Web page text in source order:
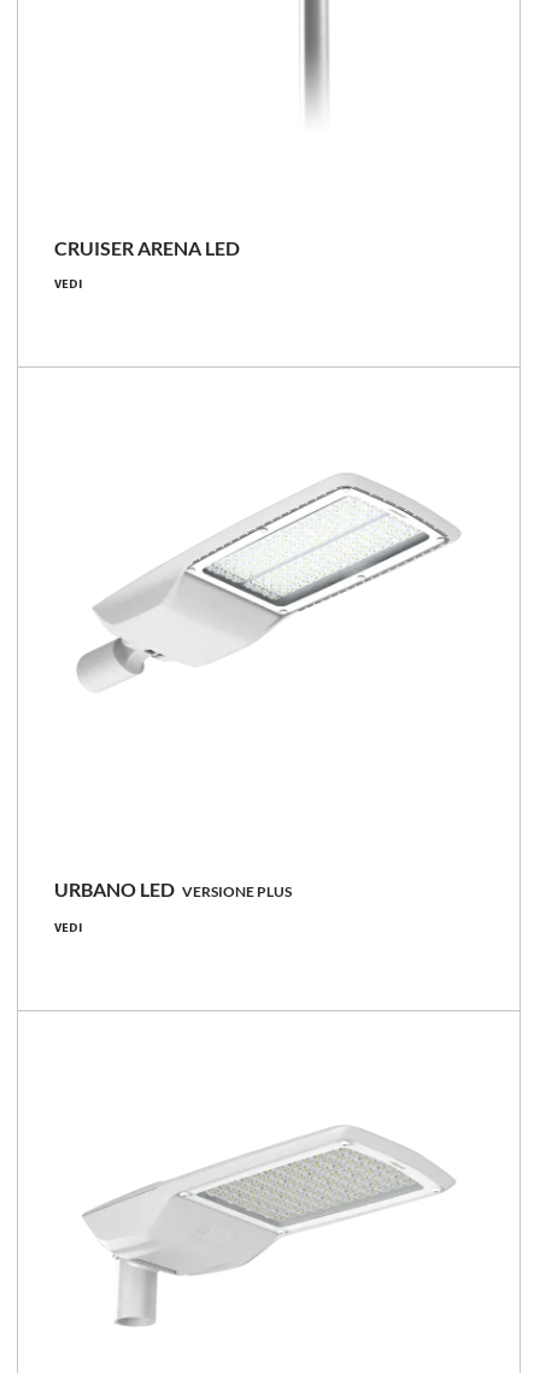
CRUISER ARENA LED
VEDI
Confronta la famiglia
URBANO LED VERSIONE PLUS
VEDI
198 - 302 [W]
100 - 156 [lm/W]
Confronta la famiglia